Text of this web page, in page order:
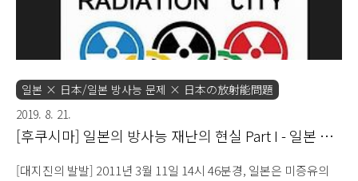
일본 × 日本/일본 방사능 문제 × 日本の放射能問題
2019. 8. 21.
[후쿠시마] 일본의 방사능 재난의 현실 Part I - 일본 미
[대지진의 발발] 2011년 3월 11일 14시 46분경, 일본은 미증유의